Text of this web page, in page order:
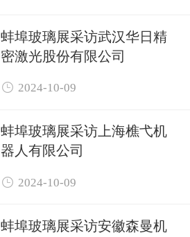
蚌埠玻璃展采访武汉华日精
密激光股份有限公司
 2024-10-09
蚌埠玻璃展采访上海樵弋机
器人有限公司
 2024-10-09
蚌埠玻璃展采访安徽森曼机